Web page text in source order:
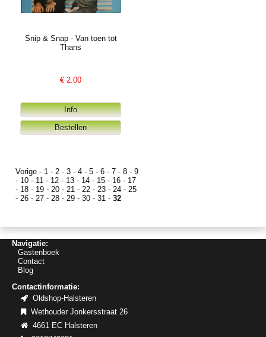
Snip & Snap - Van toen tot
Thans
€ 2.00
Vorige - 1 - 2 - 3 - 4 - 5 - 6 - 7 - 8 - 9
- 10 - 11 - 12 - 13 - 14 - 15 - 16 - 17
- 18 - 19 - 20 - 21 - 22 - 23 - 24 - 25
- 26 - 27 - 28 - 29 - 30 - 31 - 32
Navigatie:
Gastenboek
Contact
Blog
Contactinformatie:
Oldshop-Halsteren
Wethouder Jonkersstraat 26
4661 EC Halsteren